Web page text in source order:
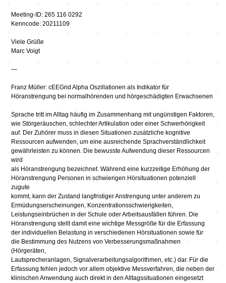
Meeting-ID: 265 116 0292
Kenncode: 20211109
Viele Grüße
Marc Voigt
—
Franz Müller: cEEGrid Alpha Oszillationen als Indikator für
Höranstrengung bei normalhörenden und hörgeschädigten Erwachsenen
Sprache tritt im Alltag häufig im Zusammenhang mit ungünstigen Faktoren,
wie Störgeräuschen, schlechter Artikulation oder einer Schwerhörigkeit
auf. Der Zuhörer muss in diesen Situationen zusätzliche kognitive
Ressourcen aufwenden, um eine ausreichende Sprachverständlichkeit
gewährleisten zu können. Die bewusste Aufwendung dieser Ressourcen
wird
als Höranstrengung bezeichnet. Während eine kurzzeitige Erhöhung der
Höranstrengung Personen in schwierigen Hörsituationen potenziell
zugute
kommt, kann der Zustand langfristiger Anstrengung unter anderem zu
Ermüdungserscheinungen, Konzentrationsschwierigkeiten,
Leistungseinbrüchen in der Schule oder Arbeitsausfällen führen. Die
Höranstrengung stellt damit eine wichtige Messgröße für die Erfassung
der individuellen Belastung in verschiedenen Hörsituationen sowie für
die Bestimmung des Nutzens von Verbesserungsmaßnahmen
(Hörgeräten,
Lautsprecheranlagen, Signalverarbeitungsalgorithmen, etc.) dar. Für die
Erfassung fehlen jedoch vor allem objektive Messverfahren, die neben der
klinischen Anwendung auch direkt in den Alltagssituationen eingesetzt